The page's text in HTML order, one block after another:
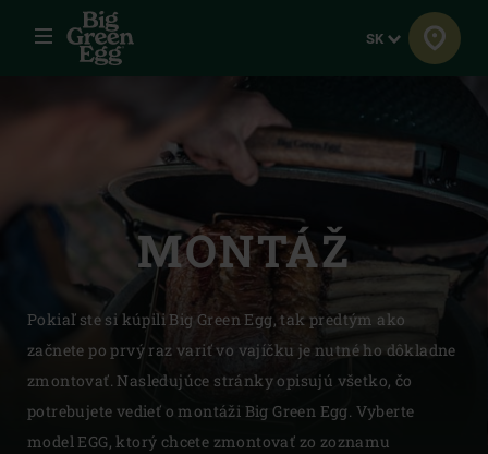
Menu Jazyk
SK
MONTÁŽ
Pokiaľ ste si kúpili Big Green Egg, tak predtým ako
začnete po prvý raz variť vo vajíčku je nutné ho dôkladne
zmontovať. Nasledujúce stránky opisujú všetko, čo
potrebujete vedieť o montáži Big Green Egg. Vyberte
model EGG, ktorý chcete zmontovať zo zoznamu